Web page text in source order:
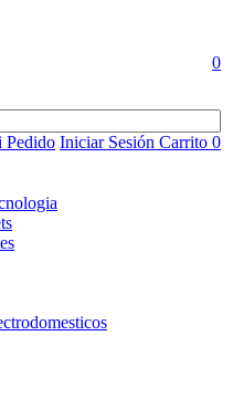
0
Pedido Iniciar Sesión Carrito 0